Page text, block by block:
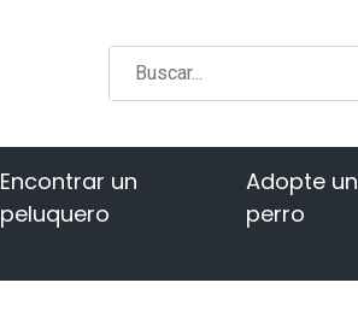
Encontrar un
peluquero
Adopte un
perro